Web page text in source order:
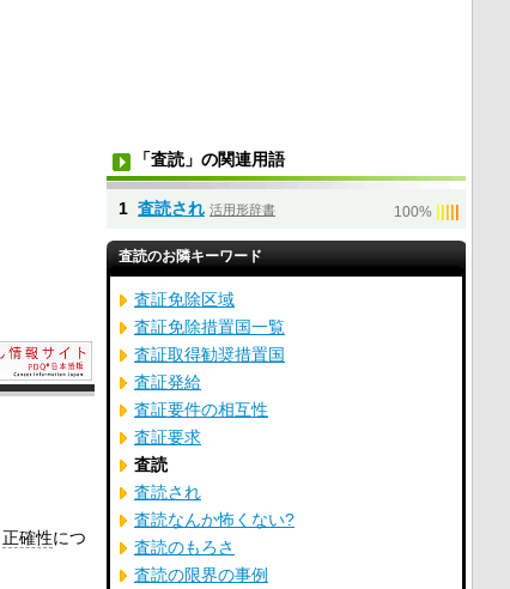
正確性につ
「査読」の関連用語
1 査読され 活用形辞書 100%
査読のお隣キーワード
査証免除区域
査証免除措置国一覧
査証取得勧奨措置国
査証発給
査証要件の相互性
査証要求
査読
査読され
査読なんか怖くない?
査読のもろさ
査読の限界の事例